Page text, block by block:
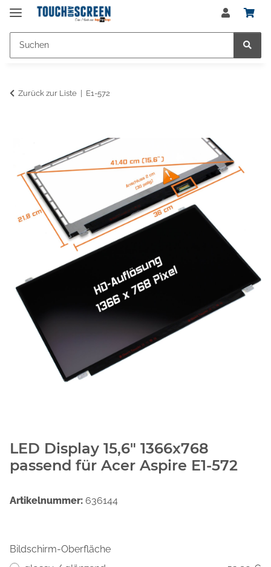
Zurück zur Liste E1-572
LED Display 15,6" 1366x768
passend für Acer Aspire E1-572
Artikelnummer: 636144
Bildschirm-Oberfläche